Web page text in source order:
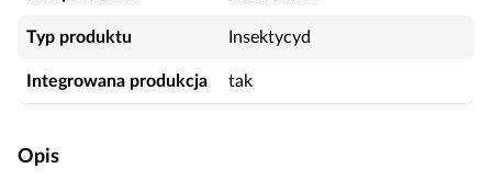
Typ produktu Insektycyd
Integrowana produkcja tak
Opis